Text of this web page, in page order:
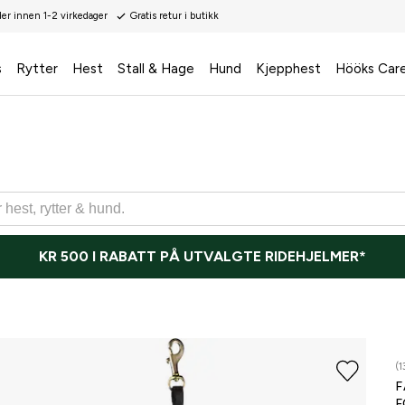
innen 1-2 virkedager Gratis retur i butikk
Rytter Hest Stall & Hage Hund Kjepphest Hööks
KR 500 I RABATT PÅ UTVALGTE RIDEHJELMER*